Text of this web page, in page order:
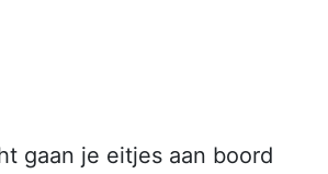
gaan je eitjes aan boord